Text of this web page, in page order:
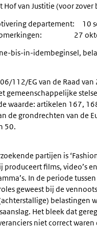
Hof van Justitie (voor zover
departement: 10
opmerkingen: 27
bis-in-idembeginsel,
112/EG van de Raad van
gemeenschappelijke
waarde: artikelen 167,
de grondrechten van de
50.
partijen is
produceert films, video’s en
In de periode
geweest bij de
belastingen
Het bleek dat
niet correct